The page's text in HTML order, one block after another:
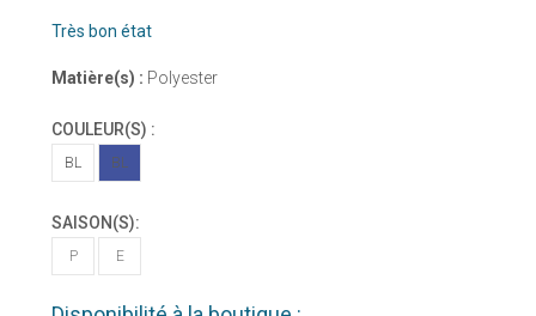
Très bon état
Matière(s) : Polyester
COULEUR(S) :
BL BL
SAISON(S):
P E